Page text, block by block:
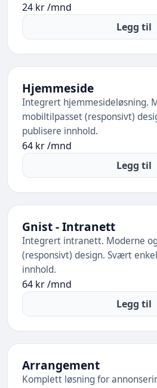
24 kr /mnd
Legg til
Hjemmeside
Integrert hjemmesideløsning.
mobiltilpasset (responsivt)
publisere innhold.
64 kr /mnd
Legg til
Gnist - Intranett
Integrert intranett. Moderne
(responsivt) design. Svært
innhold.
64 kr /mnd
Legg til
Arrangement
Komplett løsning for